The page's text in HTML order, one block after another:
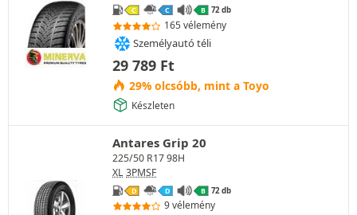
C C B 72 db
165 vélemény
Személyautó téli
29 789 Ft
29% olcsóbb, mint a Toyo
Készleten
Antares Grip 20
225/50 R17 98H
XL 3PMSF
D D B 72 db
9 vélemény